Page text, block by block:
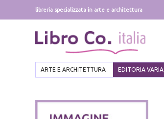
libreria specializzata in arte e architettura
ARTE E ARCHITETTURA EDITORIA VARIA